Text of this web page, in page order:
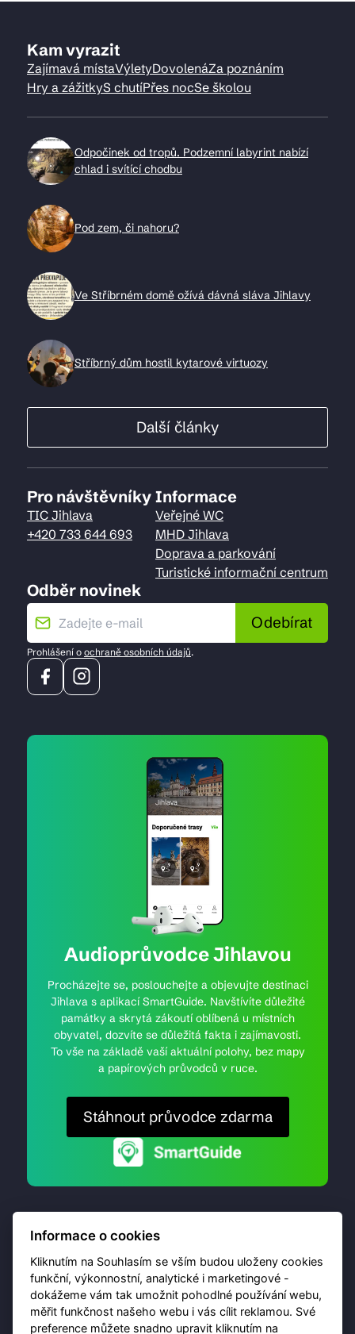
Kam vyrazit
Zajímavá místaVýletyDovolenáZa poznáním
Hry a zážitkyS chutíPřes nocSe školou
Odpočinek od tropů. Podzemní labyrint nabízí
chlad i svítící chodbu
Pod zem, či nahoru?
Ve Stříbrném domě ožívá dávná sláva Jihlavy
Stříbrný dům hostil kytarové virtuozy
Další články
Pro návštěvníky
TIC Jihlava
+420 733 644 693
Informace
Veřejné WC
MHD Jihlava
Doprava a parkování
Turistické informační centrum
Odběr novinek
Odebírat
Prohlášení o ochraně osobních údajů.
Audioprůvodce Jihlavou
Procházejte se, poslouchejte a objevujte destinaci
Jihlava s aplikací SmartGuide. Navštívíte důležité
památky a skrytá zákoutí oblíbená u místních
obyvatel, dozvíte se důležitá fakta i zajímavosti.
To vše na základě vaší aktuální polohy, bez mapy
a papírových průvodců v ruce.
Stáhnout průvodce zdarma
© 2026 Destinační portál provozujeBrána Jihlavy,
příspěvková organizace. Všechna práva vyhrazena.
Informace o cookies
Kliknutím na Souhlasím se vším budou uloženy cookies
funkční, výkonnostní, analytické i marketingové -
dokážeme vám tak umožnit pohodlné používání webu,
měřit funkčnost našeho webu i vás cílit reklamou. Své
preference můžete snadno upravit kliknutím na